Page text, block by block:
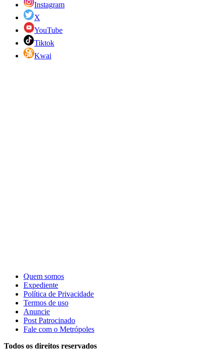
Instagram
X
YouTube
Tiktok
Kwai
Quem somos
Expediente
Política de Privacidade
Termos de uso
Anuncie
Post Patrocinado
Fale com o Metrópoles
Todos os direitos reservados